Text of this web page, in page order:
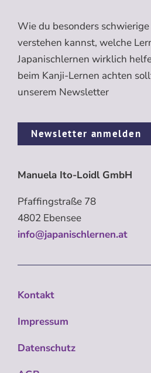
Wie du besonders
verstehen kannst, welche
Japanischlernen wirklich
beim Kanji-Lernen achten
unserem Newsletter
Newsletter anmelden
Manuela Ito-Loidl GmbH
Pfaffingstraße 78
4802 Ebensee
info@japanischlernen.at
Kontakt
Impressum
Datenschutz